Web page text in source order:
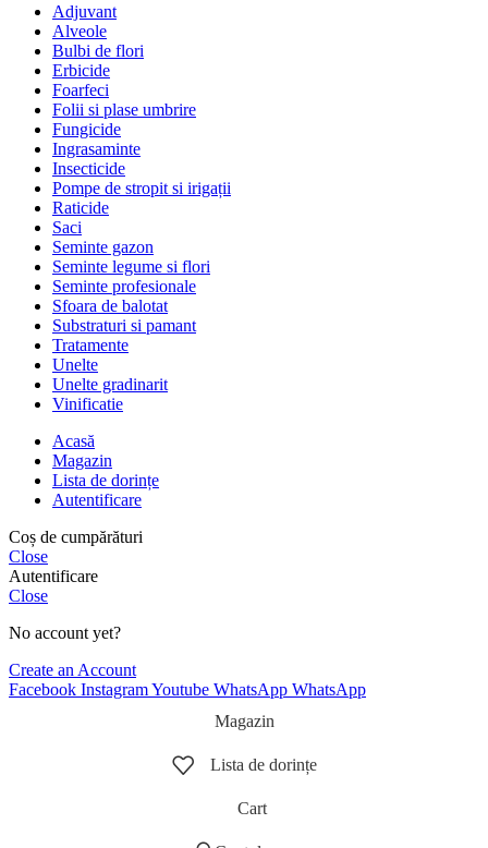
Adjuvant
Alveole
Bulbi de flori
Erbicide
Foarfeci
Folii si plase umbrire
Fungicide
Ingrasaminte
Insecticide
Pompe de stropit si irigații
Raticide
Saci
Seminte gazon
Seminte legume si flori
Seminte profesionale
Sfoara de balotat
Substraturi si pamant
Tratamente
Unelte
Unelte gradinarit
Vinificatie
Acasă
Magazin
Lista de dorințe
Autentificare
Coș de cumpărături
Close
Autentificare
Close
No account yet?
Create an Account
Facebook InstagramYoutube WhatsApp WhatsApp
Magazin
Lista de dorințe
Cart